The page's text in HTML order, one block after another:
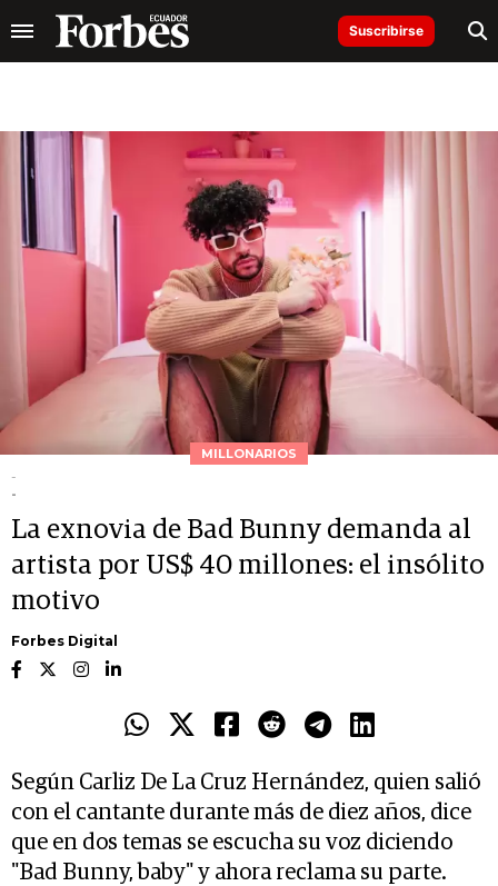
Suscribirse
MILLONARIOS
-
-
La exnovia de Bad Bunny demanda al
artista por US$ 40 millones: el insólito
motivo
Forbes Digital
Según Carliz De La Cruz Hernández, quien salió
con el cantante durante más de diez años, dice
que en dos temas se escucha su voz diciendo
"Bad Bunny, baby" y ahora reclama su parte.